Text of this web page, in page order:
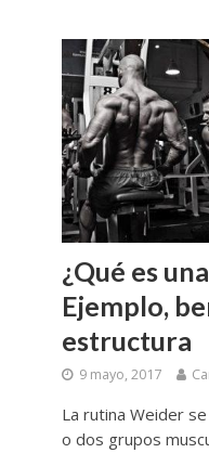
¿Qué es
Ejemplo,
estructura
9 mayo, 2017
La rutina Weider
o dos grupos